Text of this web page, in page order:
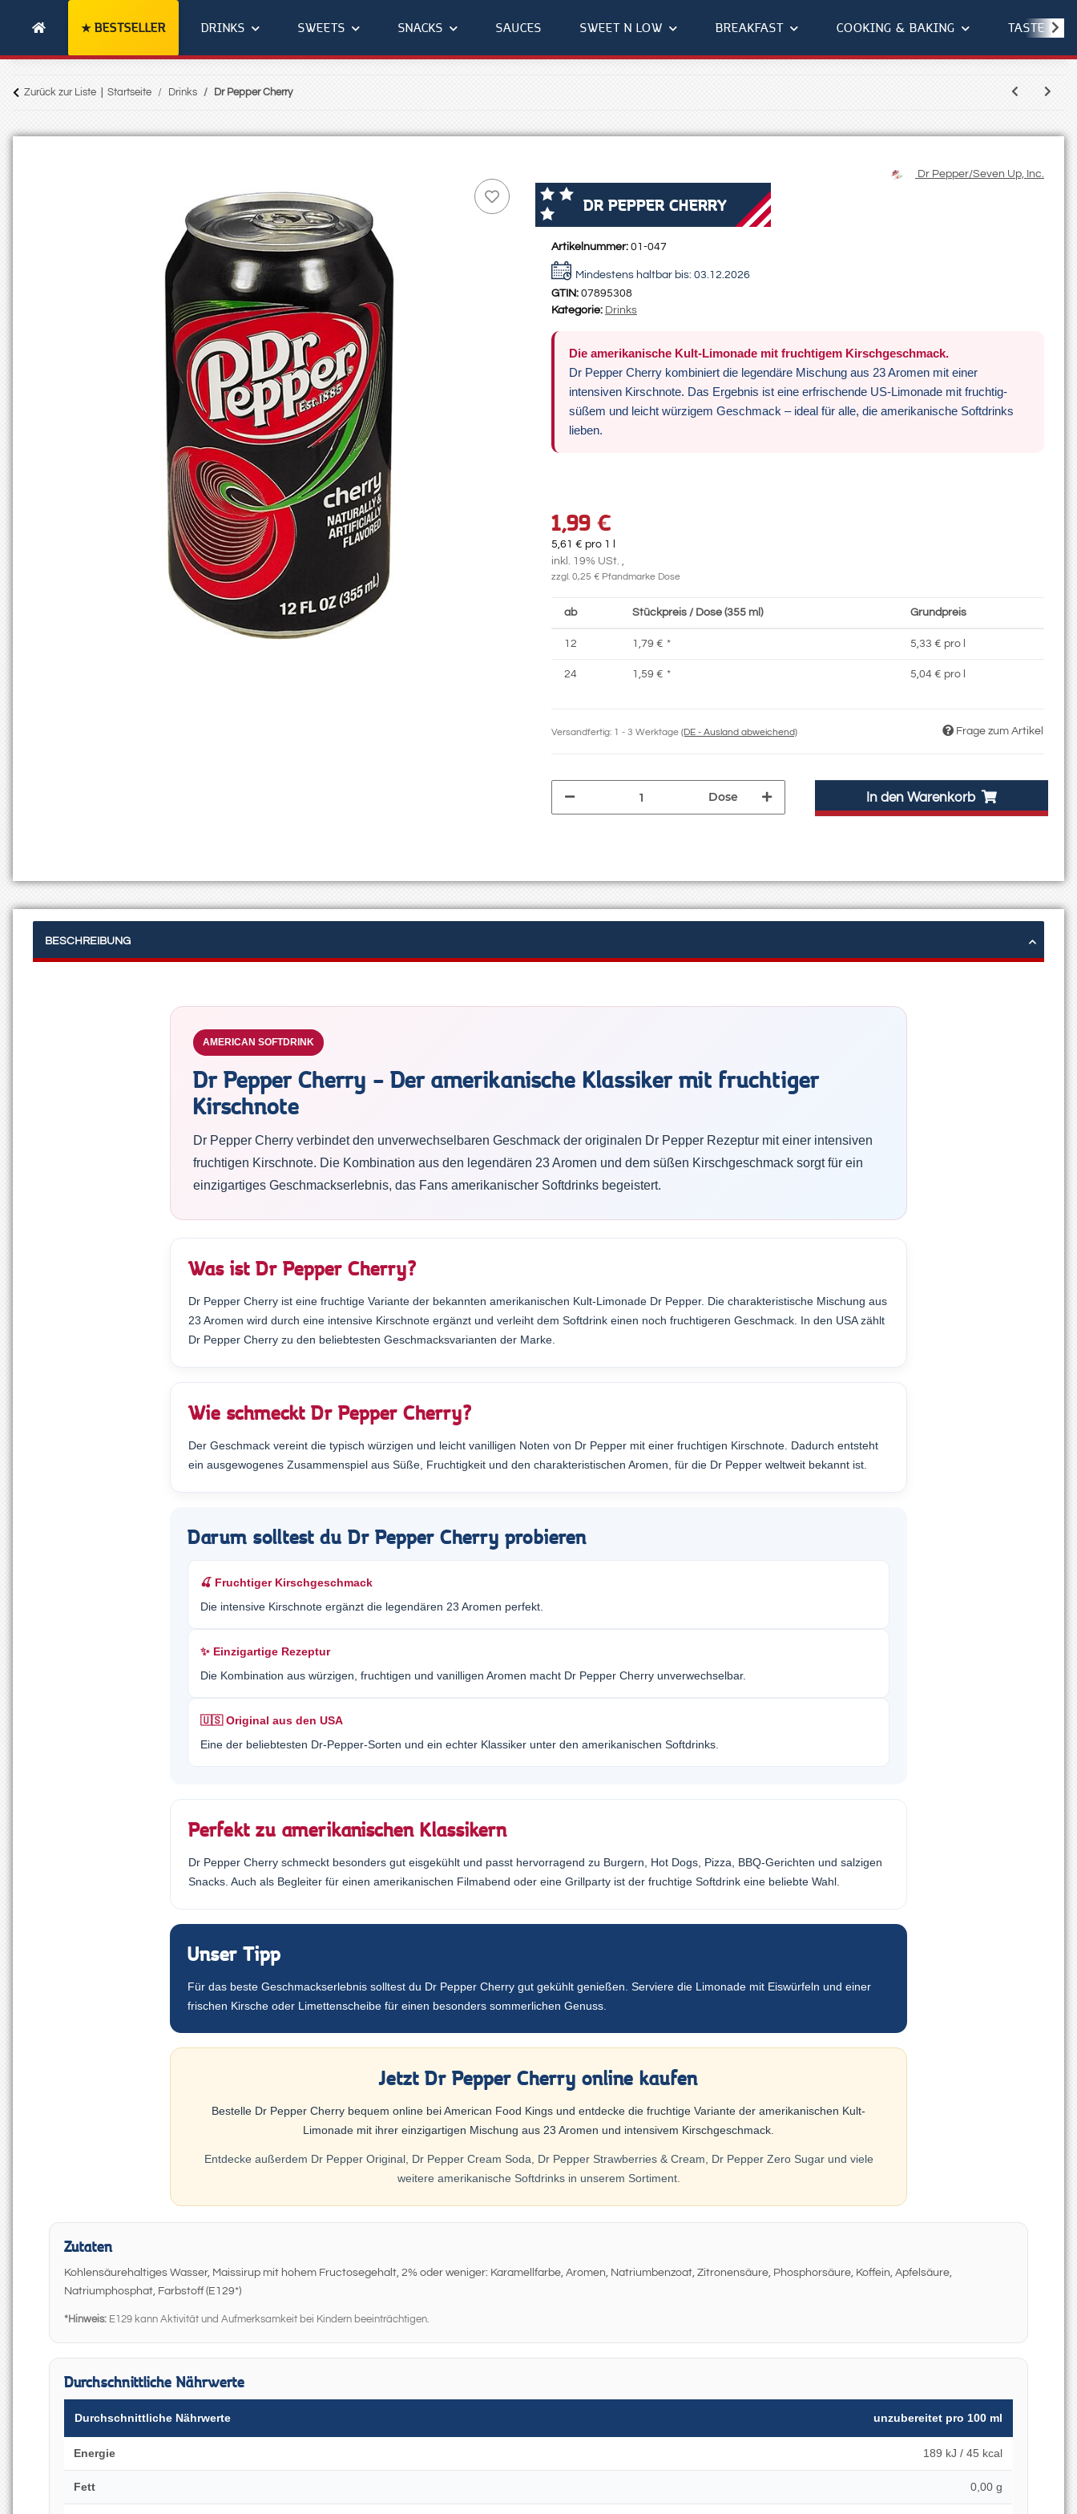
BESTSELLER DRINKS SWEETS SNACKS SAUCES SWEET N LOW BREAKFAST COOKING & BAKING TASTE OF
Zurück zur Liste Startseite Drinks Dr Pepper Cherry
Dr Pepper/Seven Up, Inc.
DR PEPPER CHERRY
Artikelnummer: 01-047
Mindestens haltbar bis: 03.12.2026
GTIN: 07895308
Kategorie: Drinks
Die amerikanische Kult-Limonade mit fruchtigem Kirschgeschmack.
Dr Pepper Cherry kombiniert die legendäre Mischung aus 23 Aromen mit einer
intensiven Kirschnote. Das Ergebnis ist eine erfrischende US-Limonade mit fruchtig-
süßem und leicht würzigem Geschmack – ideal für alle, die amerikanische Softdrinks
lieben.
1,99 €
5,61 € pro 1 l
inkl. 19% USt. ,
zzgl. 0,25 € Pfandmarke Dose
ab Stückpreis / Dose (355 ml) Grundpreis
12 1,79 € * 5,33 € pro l
24 1,59 € * 5,04 € pro l
Versandfertig: 1 - 3 Werktage (DE - Ausland abweichend) Frage zum Artikel
Dose In den Warenkorb
BESCHREIBUNG
AMERICAN SOFTDRINK
Dr Pepper Cherry – Der amerikanische Klassiker mit fruchtiger
Kirschnote
Dr Pepper Cherry verbindet den unverwechselbaren Geschmack der originalen Dr Pepper Rezeptur mit einer intensiven
fruchtigen Kirschnote. Die Kombination aus den legendären 23 Aromen und dem süßen Kirschgeschmack sorgt für ein
einzigartiges Geschmackserlebnis, das Fans amerikanischer Softdrinks begeistert.
Was ist Dr Pepper Cherry?
Dr Pepper Cherry ist eine fruchtige Variante der bekannten amerikanischen Kult-Limonade Dr Pepper. Die charakteristische Mischung aus
23 Aromen wird durch eine intensive Kirschnote ergänzt und verleiht dem Softdrink einen noch fruchtigeren Geschmack. In den USA zählt
Dr Pepper Cherry zu den beliebtesten Geschmacksvarianten der Marke.
Wie schmeckt Dr Pepper Cherry?
Der Geschmack vereint die typisch würzigen und leicht vanilligen Noten von Dr Pepper mit einer fruchtigen Kirschnote. Dadurch entsteht
ein ausgewogenes Zusammenspiel aus Süße, Fruchtigkeit und den charakteristischen Aromen, für die Dr Pepper weltweit bekannt ist.
Darum solltest du Dr Pepper Cherry probieren
🍒 Fruchtiger Kirschgeschmack
Die intensive Kirschnote ergänzt die legendären 23 Aromen perfekt.
✨ Einzigartige Rezeptur
Die Kombination aus würzigen, fruchtigen und vanilligen Aromen macht Dr Pepper Cherry unverwechselbar.
🇺🇸 Original aus den USA
Eine der beliebtesten Dr-Pepper-Sorten und ein echter Klassiker unter den amerikanischen Softdrinks.
Perfekt zu amerikanischen Klassikern
Dr Pepper Cherry schmeckt besonders gut eisgekühlt und passt hervorragend zu Burgern, Hot Dogs, Pizza, BBQ-Gerichten und salzigen
Snacks. Auch als Begleiter für einen amerikanischen Filmabend oder eine Grillparty ist der fruchtige Softdrink eine beliebte Wahl.
Unser Tipp
Für das beste Geschmackserlebnis solltest du Dr Pepper Cherry gut gekühlt genießen. Serviere die Limonade mit Eiswürfeln und einer
frischen Kirsche oder Limettenscheibe für einen besonders sommerlichen Genuss.
Jetzt Dr Pepper Cherry online kaufen
Bestelle Dr Pepper Cherry bequem online bei American Food Kings und entdecke die fruchtige Variante der amerikanischen Kult-
Limonade mit ihrer einzigartigen Mischung aus 23 Aromen und intensivem Kirschgeschmack.
Entdecke außerdem Dr Pepper Original, Dr Pepper Cream Soda, Dr Pepper Strawberries & Cream, Dr Pepper Zero Sugar und viele
weitere amerikanische Softdrinks in unserem Sortiment.
Zutaten
Kohlensäurehaltiges Wasser, Maissirup mit hohem Fructosegehalt, 2% oder weniger: Karamellfarbe, Aromen, Natriumbenzoat, Zitronensäure, Phosphorsäure, Koffein, Apfelsäure,
Natriumphosphat, Farbstoff (E129*)
*Hinweis: E129 kann Aktivität und Aufmerksamkeit bei Kindern beeinträchtigen.
Durchschnittliche Nährwerte
Durchschnittliche Nährwerte unzubereitet pro 100 ml
Energie 189 kJ / 45 kcal
Fett 0,00 g